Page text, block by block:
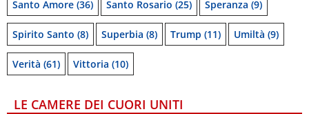
Santo Amore (36) Santo Rosario (25) Speranza (9)
Spirito Santo (8) Superbia (8) Trump (11) Umiltà (9)
Verità (61) Vittoria (10)
LE CAMERE DEI CUORI UNITI